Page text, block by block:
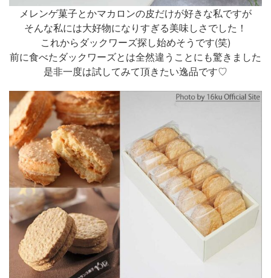
メレンゲ菓子とかマカロンの皮だけが好きな私ですが
そんな私には大好物になりすぎる美味しさでした！
これからダックワーズ探し始めそうです(笑)
前に食べたダックワーズとは全然違うことにも驚きました
是非一度は試してみて頂きたい逸品です♡